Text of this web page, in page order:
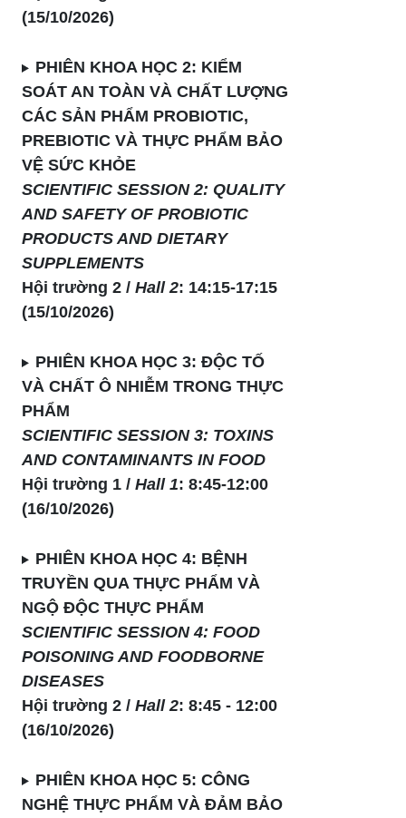
(15/10/2026)
PHIÊN KHOA HỌC 2: KIỂM
SOÁT AN TOÀN VÀ CHẤT LƯỢNG
CÁC SẢN PHẨM PROBIOTIC,
PREBIOTIC VÀ THỰC PHẨM BẢO
VỆ SỨC KHỎE
SCIENTIFIC SESSION 2: QUALITY
AND SAFETY OF PROBIOTIC
PRODUCTS AND DIETARY
SUPPLEMENTS
Hội trường 2 / Hall 2: 14:15-17:15
(15/10/2026)
PHIÊN KHOA HỌC 3: ĐỘC TỐ
VÀ CHẤT Ô NHIỄM TRONG THỰC
PHẨM
SCIENTIFIC SESSION 3: TOXINS
AND CONTAMINANTS IN FOOD
Hội trường 1 / Hall 1: 8:45-12:00
(16/10/2026)
PHIÊN KHOA HỌC 4: BỆNH
TRUYỀN QUA THỰC PHẨM VÀ
NGỘ ĐỘC THỰC PHẨM
SCIENTIFIC SESSION 4: FOOD
POISONING AND FOODBORNE
DISEASES
Hội trường 2 / Hall 2: 8:45 - 12:00
(16/10/2026)
PHIÊN KHOA HỌC 5: CÔNG
NGHỆ THỰC PHẨM VÀ ĐẢM BẢO